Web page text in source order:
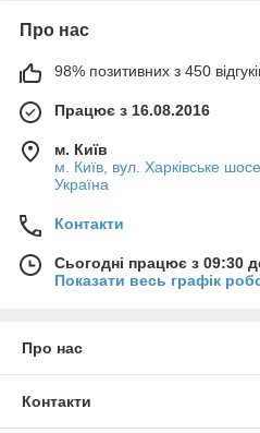
Про нас
98% позитивних з 450
Працює з 16.08.2016
м. Київ
м. Київ, вул. Харківське
Україна
Контакти
Сьогодні працює з 09:30
Показати весь графік
Про нас
Контакти